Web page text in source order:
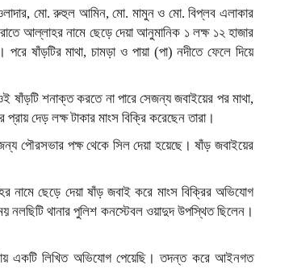
মো. রুহুল আমিন, মো. মামুন ও মো. বিপ্লব এলাকার
আল্লাহর নামে ছেড়ে দেয়া আনুমানিক ১ লক্ষ ১২ হাজার
ষাঁড়টির মাথা, চামড়া ও পায়া (পা) নদীতে ফেলে দিয়ে
শনাক্ত করতে না পারে সেজন্য জবাইয়ের পর মাথা,
দেড় লক্ষ টাকার মাংস বিক্রি করেছেন তারা।
পৌরসভার পক্ষ থেকে সিল দেয়া হয়েছে। ষাঁড় জবাইয়ের
ছেড়ে দেয়া ষাঁড় জবাই করে মাংস বিক্রির অভিযোগ
থানার পুলিশ কনস্টেবল ওয়াদুদ উপস্থিত ছিলেন।
একটি লিখিত অভিযোগ পেয়েছি। তদন্ত করে আইনগত